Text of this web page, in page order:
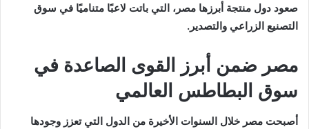
صعود دول منتجة أبرزها مصر ، التي باتت لاعبًا متناميًا في سوق
التصنيع الزراعي والتصدير.
مصر ضمن أبرز القوى الصاعدة في
سوق البطاطس العالمي
أصبحت مصر خلال السنوات الأخيرة من الدول التي تعزز وجودها